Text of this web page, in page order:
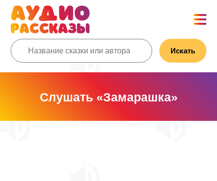
Искать
Слушать «Замарашка»